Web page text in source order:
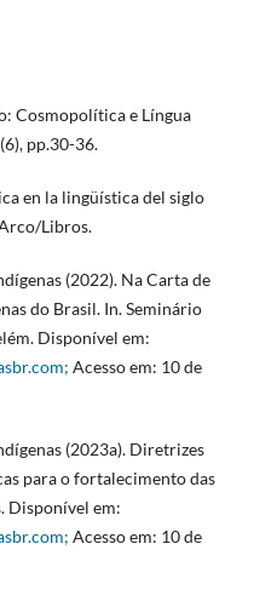
Cosmopolítica e Língua
pp.30-36.
en la lingüística del siglo
Libros.
(2022). Na Carta de
do Brasil. In. Seminário
Disponível em:
Acesso em: 10 de
(2023a). Diretrizes
para o fortalecimento das
Disponível em:
Acesso em: 10 de